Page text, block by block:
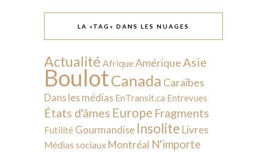
LA «TAG» DANS LES NUAGES
Actualité AfriqueAmériqueAsie
BoulotCanada Caraïbes
Dans les médias EnTransit.ca Entrevues
États d'âmes Europe Fragments
Futilité Gourmandise Insolite Livres
Médias sociaux Montréal N'importe